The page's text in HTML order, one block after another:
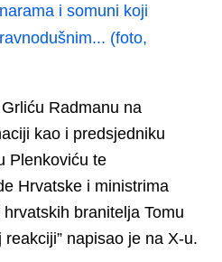
i somuni koji
(foto,
Radmanu na
kao i predsjedniku
Plenkoviću te
Hrvatske i ministrima
branitelja Tomu
napisao je na X-u.